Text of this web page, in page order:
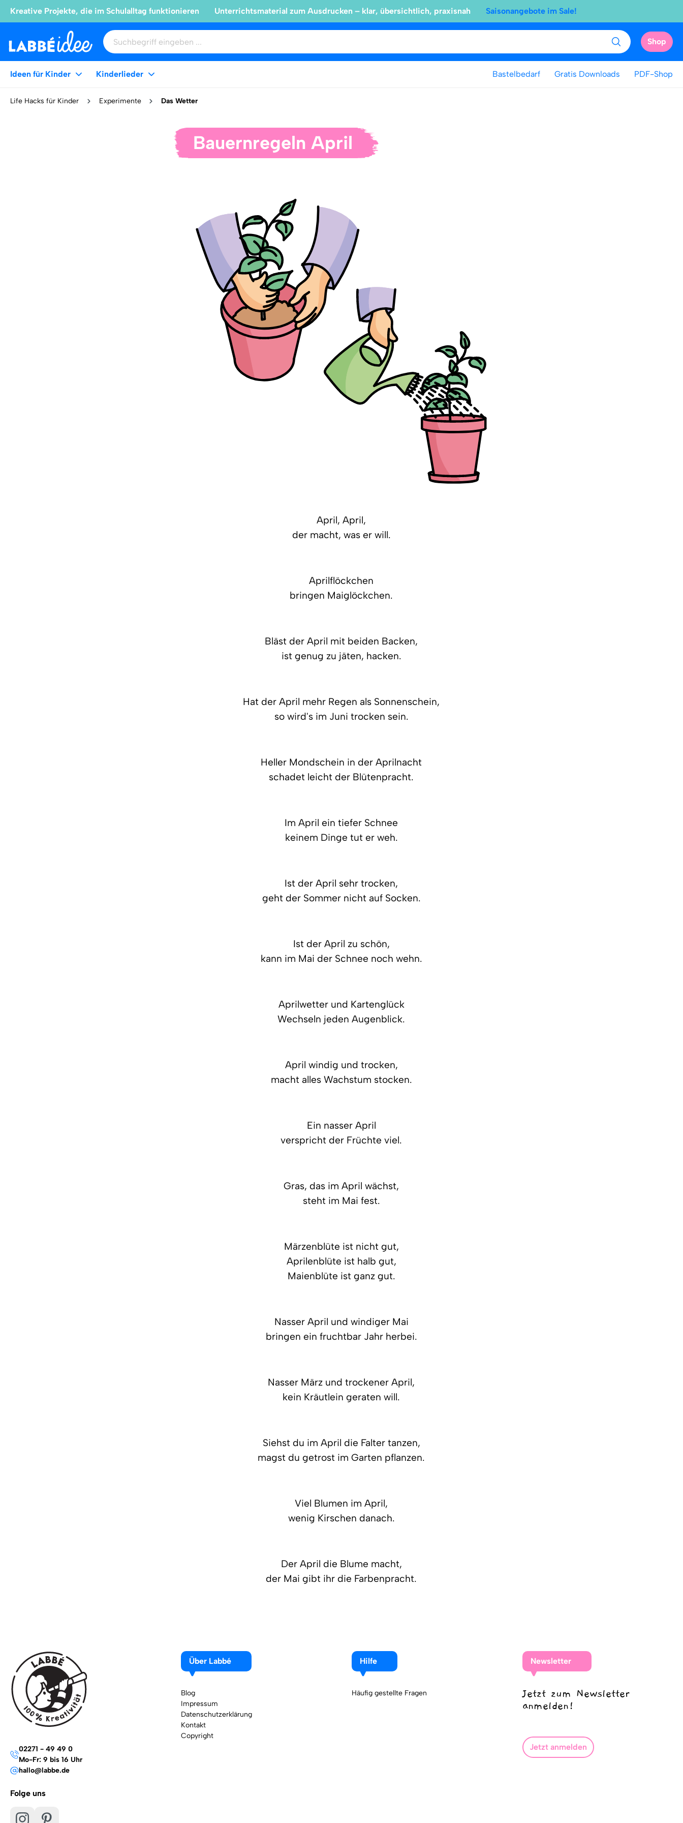
Kreative Projekte, die im Schulalltag funktionieren Unterrichtsmaterial zum Ausdrucken – klar, übersichtlich, praxisnah Saisonangebote im Sale!
Shop
Ideen für Kinder Kinderlieder Bastelbedarf Gratis Downloads PDF-Shop
Life Hacks für Kinder Experimente Das Wetter
Bauernregeln April
April, April,
der macht, was er will.
Aprilflöckchen
bringen Maiglöckchen.
Bläst der April mit beiden Backen,
ist genug zu jäten, hacken.
Hat der April mehr Regen als Sonnenschein,
so wird's im Juni trocken sein.
Heller Mondschein in der Aprilnacht
schadet leicht der Blütenpracht.
Im April ein tiefer Schnee
keinem Dinge tut er weh.
Ist der April sehr trocken,
geht der Sommer nicht auf Socken.
Ist der April zu schön,
kann im Mai der Schnee noch wehn.
Aprilwetter und Kartenglück
Wechseln jeden Augenblick.
April windig und trocken,
macht alles Wachstum stocken.
Ein nasser April
verspricht der Früchte viel.
Gras, das im April wächst,
steht im Mai fest.
Märzenblüte ist nicht gut,
Aprilenblüte ist halb gut,
Maienblüte ist ganz gut.
Nasser April und windiger Mai
bringen ein fruchtbar Jahr herbei.
Nasser März und trockener April,
kein Kräutlein geraten will.
Siehst du im April die Falter tanzen,
magst du getrost im Garten pflanzen.
Viel Blumen im April,
wenig Kirschen danach.
Der April die Blume macht,
der Mai gibt ihr die Farbenpracht.
02271 - 49 49 0
Mo-Fr: 9 bis 16 Uhr
hallo@labbe.de
Folge uns
Über Labbé
Blog
Impressum
Datenschutzerklärung
Kontakt
Copyright
Hilfe
Häufig gestellte Fragen
Newsletter
Jetzt zum Newsletter
anmelden!
Jetzt anmelden